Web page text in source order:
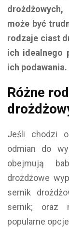
może być
rodzaje ciast
ich idealnego
ich podawania.
Różne
Jeśli chodzi
odmian do
obejmują
drożdżowe
sernik
sernik; oraz
popularne